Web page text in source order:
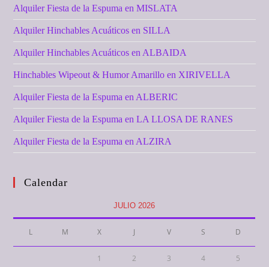
Alquiler Fiesta de la Espuma en MISLATA
Alquiler Hinchables Acuáticos en SILLA
Alquiler Hinchables Acuáticos en ALBAIDA
Hinchables Wipeout & Humor Amarillo en XIRIVELLA
Alquiler Fiesta de la Espuma en ALBERIC
Alquiler Fiesta de la Espuma en LA LLOSA DE RANES
Alquiler Fiesta de la Espuma en ALZIRA
Calendar
JULIO 2026
L M X J V S D
1 2 3 4 5